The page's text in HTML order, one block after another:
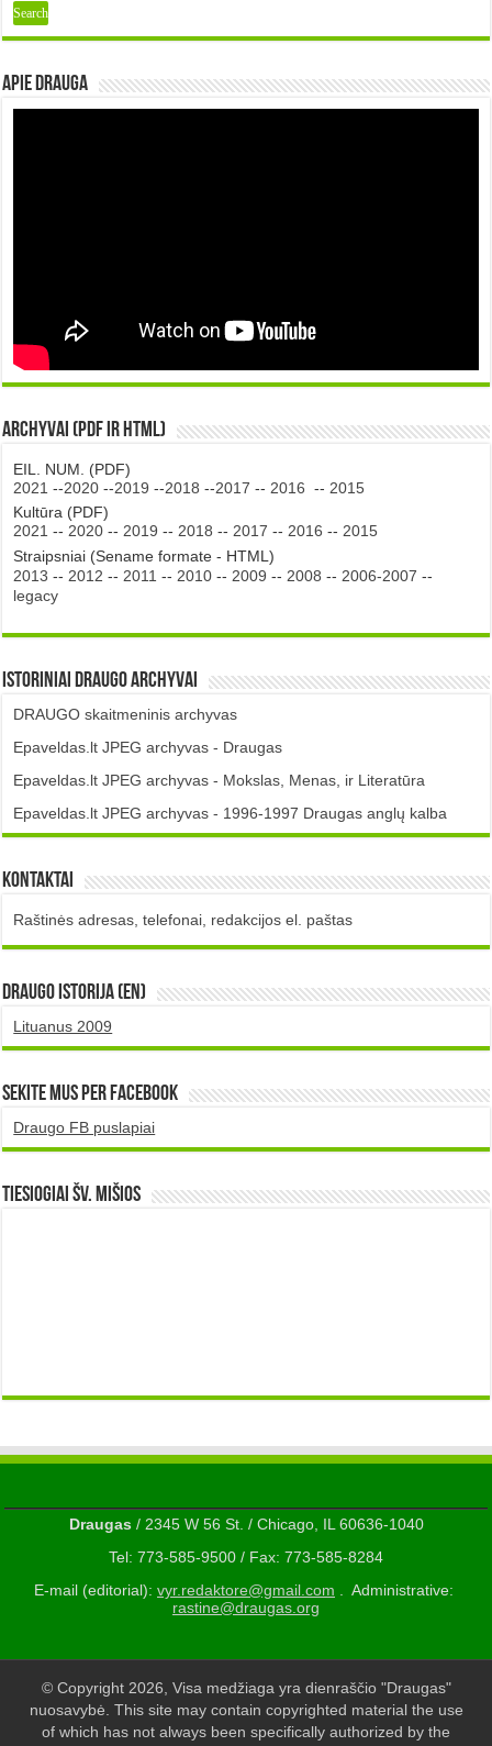
Apie DRAUGA
Archyvai (PDF ir HTML)
EIL. NUM. (PDF)
2021 --2020 --2019 --2018 --2017 -- 2016 -- 2015
Kultūra (PDF)
2021 -- 2020 -- 2019 -- 2018 -- 2017 -- 2016 -- 2015
Straipsniai (Sename formate - HTML)
2013 -- 2012 -- 2011 -- 2010 -- 2009 -- 2008 -- 2006-2007 --
legacy
Istoriniai DRAUGO Archyvai
DRAUGO skaitmeninis archyvas
Epaveldas.lt JPEG archyvas - Draugas
Epaveldas.lt JPEG archyvas - Mokslas, Menas, ir Literatūra
Epaveldas.lt JPEG archyvas - 1996-1997 Draugas anglų kalba
Kontaktai
Raštinės adresas, telefonai, redakcijos el. paštas
DRAUGO istorija (EN)
Lituanus 2009
Sekite mus per Facebook
Draugo FB puslapiai
TIESIOGIAI šv. MIŠIOS
Draugas/ 2345 W 56 St. / Chicago, IL 60636-1040
Tel: 773-585-9500 / Fax: 773-585-8284
E-mail (editorial): vyr.redaktore@gmail.com . Administrative:
rastine@draugas.org
© Copyright 2026, Visa medžiaga yra dienraščio "Draugas"
nuosavybė. This site may contain copyrighted material the use
of which has not always been specifically authorized by the